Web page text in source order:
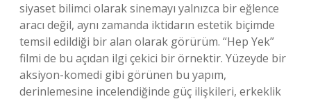
siyaset bilimci olarak sinemayı yalnızca bir eğlence
aracı değil, aynı zamanda iktidarın estetik biçimde
temsil edildiği bir alan olarak görürüm. “Hep Yek”
filmi de bu açıdan ilgi çekici bir örnektir. Yüzeyde bir
aksiyon-komedi gibi görünen bu yapım,
derinlemesine incelendiğinde güç ilişkileri, erkeklik